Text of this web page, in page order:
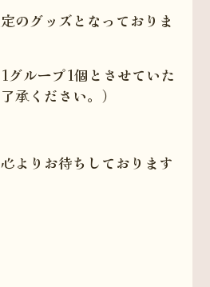
のグッズとなっておりま
グループ1個とさせていた
承ください。）
よりお待ちしております